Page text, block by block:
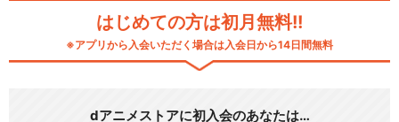
はじめての方は初月無料!!
※アプリから入会いただく場合は入会日から14日間無料
dアニメストアに初入会のあなたは…